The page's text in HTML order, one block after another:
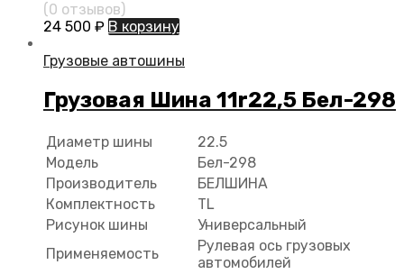
(0 отзывов)
24 500 ₽ В корзину
Грузовые автошины
Грузовая Шина 11r22,5 Бел-298
Диаметр шины
22.5
Модель
Бел-298
Производитель
БЕЛШИНА
Комплектность
TL
Рисунок шины
Универсальный
Применяемость
Рулевая ось грузовых
автомобилей